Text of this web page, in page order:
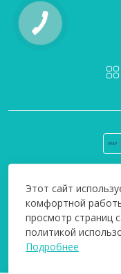
ответственность за
Этот сайт
комфортной
просмотр страниц
политикой
Подробнее